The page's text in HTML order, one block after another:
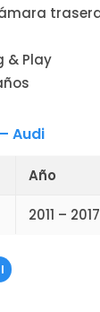
& Play
Audi
Año
2011 – 2017